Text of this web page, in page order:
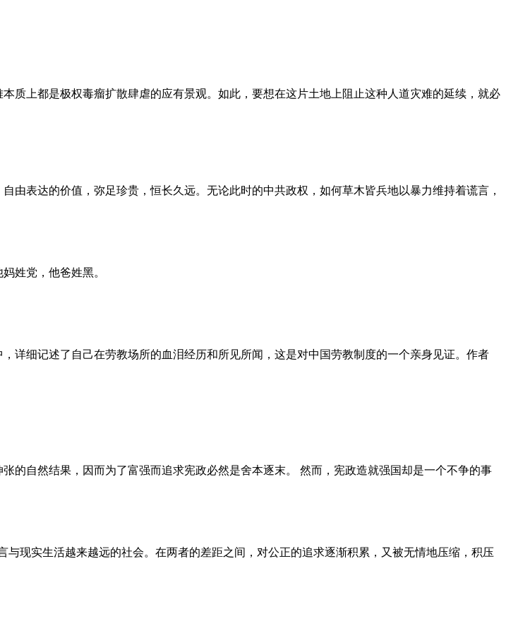
质上都是极权毒瘤扩散肆虐的应有景观。如此，要想在这片土地上阻止这种人道灾难的延续，就必
表达的价值，弥足珍贵，恒长久远。无论此时的中共政权，如何草木皆兵地以暴力维持着谎言，
姓党，他爸姓黑。
详细记述了自己在劳教场所的血泪经历和所见所闻，这是对中国劳教制度的一个亲身见证。作者
的自然结果，因而为了富强而追求宪政必然是舍本逐末。 然而，宪政造就强国却是一个不争的事
现实生活越来越远的社会。在两者的差距之间，对公正的追求逐渐积累，又被无情地压缩，积压